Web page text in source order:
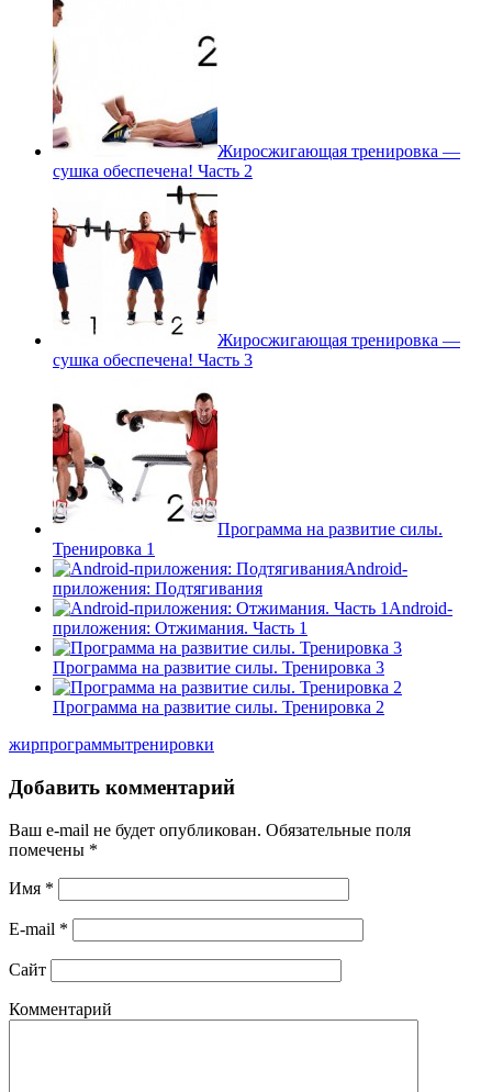
Жиросжигающая тренировка —
сушка обеспечена! Часть 2
Жиросжигающая тренировка —
сушка обеспечена! Часть 3
Программа на развитие силы.
Тренировка 1
Android-
приложения: Подтягивания
Android-
приложения: Отжимания. Часть 1
Программа на развитие силы. Тренировка 3
Программа на развитие силы. Тренировка 2
жирпрограммытренировки
Добавить комментарий
Ваш e-mail не будет опубликован. Обязательные поля
помечены *
Имя *
E-mail *
Сайт
Комментарий